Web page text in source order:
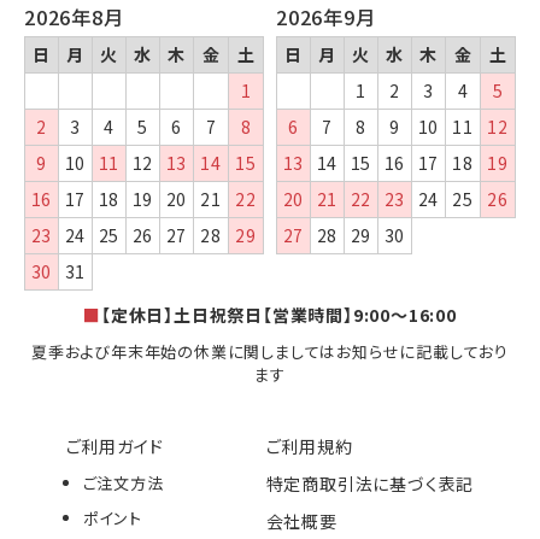
ご利用ガイド
ご注文方法
ポイント
ご利用規約
特定商取引法に基づく表記
会社概要
2026年8月
日 月 火 水 木 金
土
1
2
3 4 5 6 7
8
9
10 11 12 13 14
15
16
17 18 19 20 21
22
23
24 25 26 27 28
29
30
31
2026年9月
日 月 火 水 木 金
土
1
2 3 4
5
6
7 8 9 10 11
12
13
14 15 16 17 18
19
20
21 22 23 24 25
26
27
28 29 30
■ 【定休日】土日祝祭日【営業時間】9:00～16:00
夏季および年末年始の休業に関しましてはお知らせに記載しており
ます